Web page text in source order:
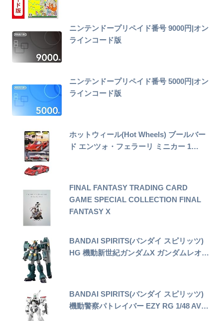
ニンテンドープリペイド番号 9000円|オン
ラインコード版
ニンテンドープリペイド番号 5000円|オン
ラインコード版
ホットウィール(Hot Wheels) ブールバー
ド エンツォ・フェラーリ ミニカー 1…
FINAL FANTASY TRADING CARD
GAME SPECIAL COLLECTION FINAL
FANTASY X
BANDAI SPIRITS(バンダイ スピリッツ)
HG 機動新世紀ガンダムX ガンダムレオ…
BANDAI SPIRITS(バンダイ スピリッツ)
機動警察パトレイバー EZY RG 1/48 AV…